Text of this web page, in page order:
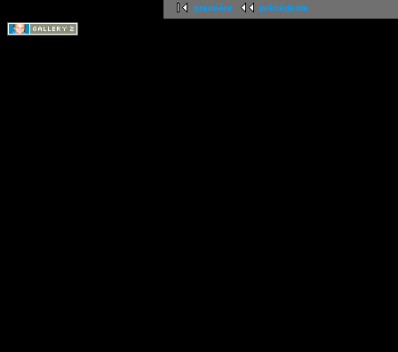
première précédente